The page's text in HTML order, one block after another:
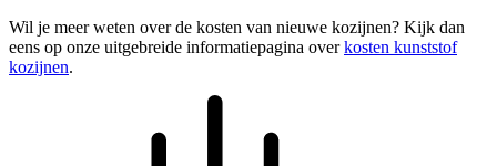
Wil je meer weten over de kosten van nieuwe kozijnen? Kijk dan
eens op onze uitgebreide informatiepagina overkosten kunststof
kozijnen.